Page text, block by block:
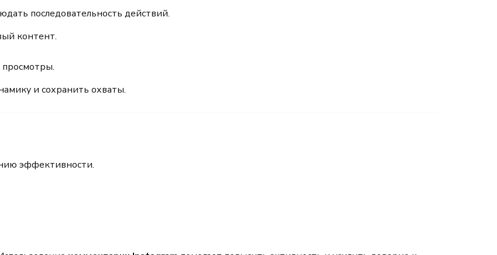
последовательность действий.
контент.
просмотры.
и сохранить охваты.
эффективности.